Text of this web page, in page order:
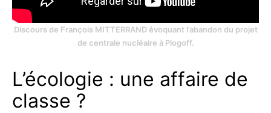
Discours de François MITTERRAND évoquant l’abandon du projet
de centrale nucléaire à Plogoff.
L’écologie : une affaire de
classe ?